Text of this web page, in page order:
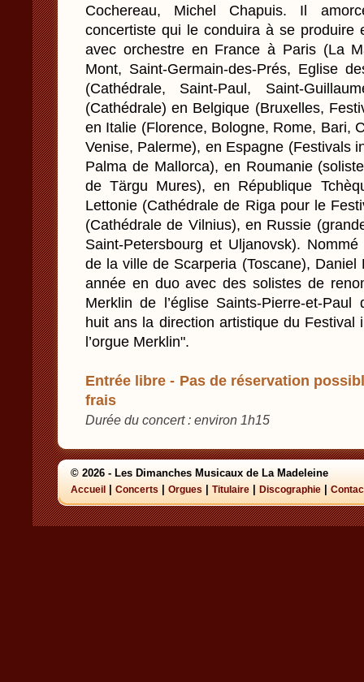
Cochereau, Michel Chapuis. Il
concertiste qui le conduira à se produire
avec orchestre en France à Paris (La
Mont, Saint-Germain-des-Prés, Eglise
(Cathédrale, Saint-Paul, Saint-
(Cathédrale) en Belgique (Bruxelles,
en Italie (Florence, Bologne, Rome, Bari,
Venise, Palerme), en Espagne (Festivals
Palma de Mallorca), en Roumanie
de Tärgu Mures), en République
Lettonie (Cathédrale de Riga pour le
(Cathédrale de Vilnius), en Russie
Saint-Petersbourg et Uljanovsk).
de la ville de Scarperia (Toscane), Daniel
année en duo avec des solistes de
Merklin de l’église Saints-Pierre-et-Paul
huit ans la direction artistique du Festival
l’orgue Merklin".
Entrée libre - Pas de réservation
frais
Durée du concert : environ 1h15
© 2026 - Les Dimanches Musicaux de La Madeleine
Accueil Concerts Orgues Titulaire Discographie